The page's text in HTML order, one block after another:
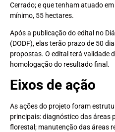
Cerrado; e que tenham atuado
mínimo, 55 hectares.
Após a publicação do edital no
(DODF), elas terão prazo de 50
propostas. O edital terá validade
homologação do resultado final.
Eixos de ação
As ações do projeto foram
principais: diagnóstico das áreas
florestal; manutenção das áreas